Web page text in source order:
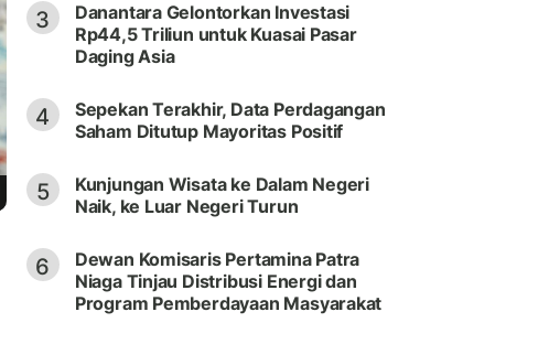
3
Danantara Gelontorkan Investasi
Rp44,5 Triliun untuk Kuasai Pasar
Daging Asia
4
Sepekan Terakhir, Data Perdagangan
Saham Ditutup Mayoritas Positif
5
Kunjungan Wisata ke Dalam Negeri
Naik, ke Luar Negeri Turun
6
Dewan Komisaris Pertamina Patra
Niaga Tinjau Distribusi Energi dan
Program Pemberdayaan Masyarakat